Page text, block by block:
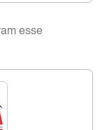
esse